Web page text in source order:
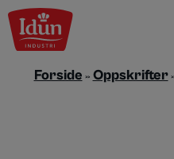
Skip
to
content
Forside » Oppskrifter